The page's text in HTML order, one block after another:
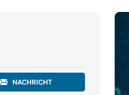
NACHRICHT